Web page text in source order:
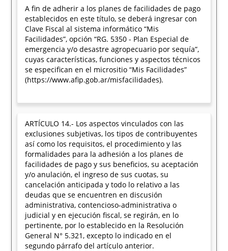
A fin de adherir a los planes de facilidades de pago
establecidos en este título, se deberá ingresar con
Clave Fiscal al sistema informático “Mis
Facilidades”, opción “RG. 5350 - Plan Especial de
emergencia y/o desastre agropecuario por sequía”,
cuyas características, funciones y aspectos técnicos
se especifican en el micrositio “Mis Facilidades”
(https://www.afip.gob.ar/misfacilidades).
ARTÍCULO 14.- Los aspectos vinculados con las
exclusiones subjetivas, los tipos de contribuyentes
así como los requisitos, el procedimiento y las
formalidades para la adhesión a los planes de
facilidades de pago y sus beneficios, su aceptación
y/o anulación, el ingreso de sus cuotas, su
cancelación anticipada y todo lo relativo a las
deudas que se encuentren en discusión
administrativa, contencioso-administrativa o
judicial y en ejecución fiscal, se regirán, en lo
pertinente, por lo establecido en la Resolución
General N° 5.321, excepto lo indicado en el
segundo párrafo del artículo anterior.